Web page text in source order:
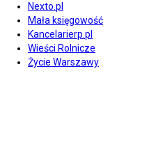
Nexto.pl
Mała księgowość
Kancelarierp.pl
Wieści Rolnicze
Życie Warszawy